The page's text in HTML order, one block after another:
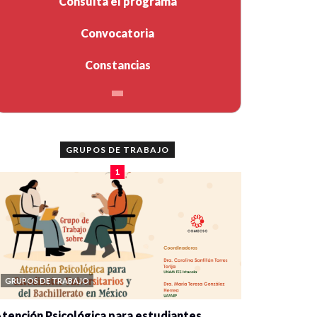
Convocatoria
Constancias
GRUPOS DE TRABAJO
1
GRUPOS DE TRABAJO